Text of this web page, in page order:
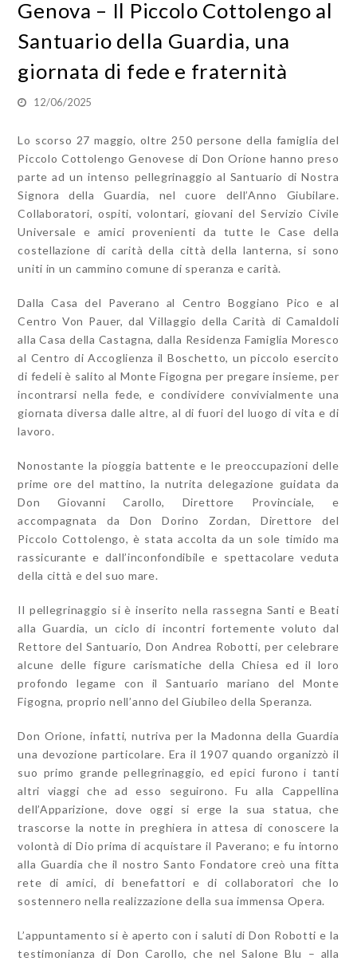
Genova – Il Piccolo Cottolengo al
Santuario della Guardia, una
giornata di fede e fraternità
12/06/2025
Lo scorso 27 maggio, oltre 250 persone della famiglia del
Piccolo Cottolengo Genovese di Don Orione hanno preso
parte ad un intenso pellegrinaggio al Santuario di Nostra
Signora della Guardia, nel cuore dell’Anno Giubilare.
Collaboratori, ospiti, volontari, giovani del Servizio Civile
Universale e amici provenienti da tutte le Case della
costellazione di carità della città della lanterna, si sono
uniti in un cammino comune di speranza e carità.
Dalla Casa del Paverano al Centro Boggiano Pico e al
Centro Von Pauer, dal Villaggio della Carità di Camaldoli
alla Casa della Castagna, dalla Residenza Famiglia Moresco
al Centro di Accoglienza il Boschetto, un piccolo esercito
di fedeli è salito al Monte Figogna per pregare insieme, per
incontrarsi nella fede, e condividere convivialmente una
giornata diversa dalle altre, al di fuori del luogo di vita e di
lavoro.
Nonostante la pioggia battente e le preoccupazioni delle
prime ore del mattino, la nutrita delegazione guidata da
Don Giovanni Carollo, Direttore Provinciale, e
accompagnata da Don Dorino Zordan, Direttore del
Piccolo Cottolengo, è stata accolta da un sole timido ma
rassicurante e dall’inconfondibile e spettacolare veduta
della città e del suo mare.
Il pellegrinaggio si è inserito nella rassegna Santi e Beati
alla Guardia, un ciclo di incontri fortemente voluto dal
Rettore del Santuario, Don Andrea Robotti, per celebrare
alcune delle figure carismatiche della Chiesa ed il loro
profondo legame con il Santuario mariano del Monte
Figogna, proprio nell’anno del Giubileo della Speranza.
Don Orione, infatti, nutriva per la Madonna della Guardia
una devozione particolare. Era il 1907 quando organizzò il
suo primo grande pellegrinaggio, ed epici furono i tanti
altri viaggi che ad esso seguirono. Fu alla Cappellina
dell’Apparizione, dove oggi si erge la sua statua, che
trascorse la notte in preghiera in attesa di conoscere la
volontà di Dio prima di acquistare il Paverano; e fu intorno
alla Guardia che il nostro Santo Fondatore creò una fitta
rete di amici, di benefattori e di collaboratori che lo
sostennero nella realizzazione della sua immensa Opera.
L’appuntamento si è aperto con i saluti di Don Robotti e la
testimonianza di Don Carollo, che nel Salone Blu – alla